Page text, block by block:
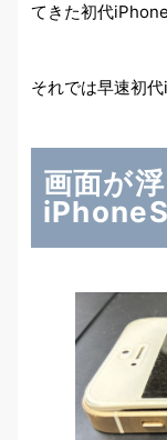
てきた初代
それでは早速初
画面が